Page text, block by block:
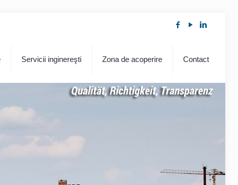
Servicii inginereşti Zona de acoperire Contact